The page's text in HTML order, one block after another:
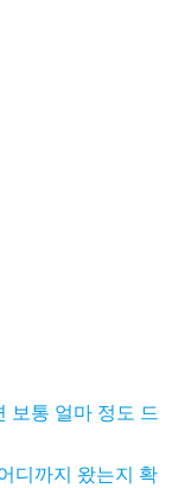
보통 얼마 정도 드
디까지 왔는지 확